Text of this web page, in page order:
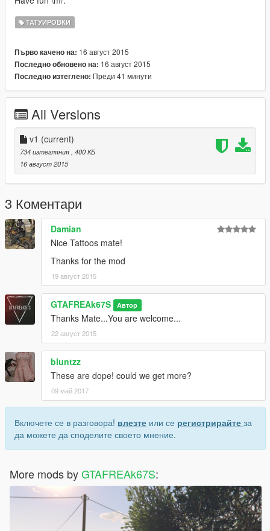
ТАТУИРОВКИ
Първо качено на: 16 август 2015
Последно обновено на: 16 август 2015
Последно изтеглено: Преди 41 минути
All Versions
v1 (current)
734 изтегляния , 400 КБ
16 август 2015
3 Коментари
Damian
Nice Tattoos mate!
Thanks for the mod
19 август 2015
GTAFREAk67S Автор
Thanks Mate...You are welcome...
22 август 2015
bluntzz
These are dope! could we get more?
09 май 2017
Включете се в разговора! влезте или се регистрирайте за
да можете да споделите своето мнение.
More mods byGTAFREAk67S: